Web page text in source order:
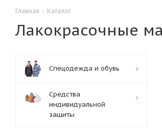
Главная - Каталог
Лакокрасочные
Спецодежда и обувь
Средства
индивидуальной
защиты